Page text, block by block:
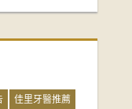
佳里牙醫推薦